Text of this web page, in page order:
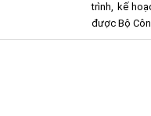
trình, kế
được Bộ